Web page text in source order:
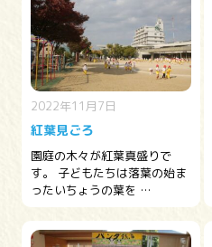
2022年11月7日
紅葉見ごろ
園庭の木々が紅葉真盛りで
す。 子どもたちは落葉の始ま
ったいちょうの葉を …